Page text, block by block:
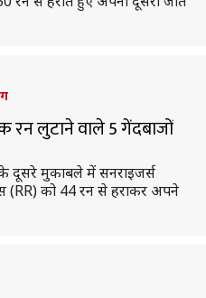
रन लुटाने वाले 5 गेंदबाजों
दूसरे मुकाबले में सनराइजर्स
(RR) को 44 रन से हराकर अपने